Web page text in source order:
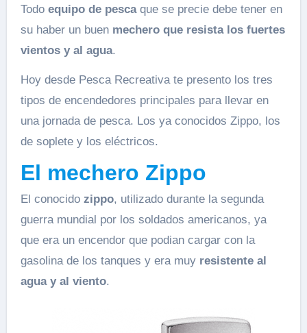
Todo equipo de pescaque se precie debe tener en
su haber un buen mechero que resista los fuertes
vientos y al agua.
Hoy desde Pesca Recreativa te presento los tres
tipos de encendedores principales para llevar en
una jornada de pesca. Los ya conocidos Zippo, los
de soplete y los eléctricos.
El mechero Zippo
El conocidozippo, utilizado durante la segunda
guerra mundial por los soldados americanos, ya
que era un encendor que podian cargar con la
gasolina de los tanques y era muy resistente al
agua y al viento.